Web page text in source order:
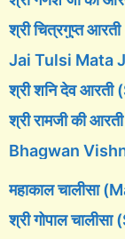
श्री चित्रगुप्त
Jai Tulsi Mata
श्री शनि देव
श्री रामजी की
Bhagwan
महाकाल चालीसा
श्री गोपाल